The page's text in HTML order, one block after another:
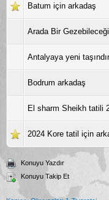
Batum için arkadaş
Arada Bir
Antalyaya yeni
Bodrum arkadaş
El sharm Sheikh tatili
2024 Kore tatil için
Konuyu Yazdır
Konuyu Takip Et